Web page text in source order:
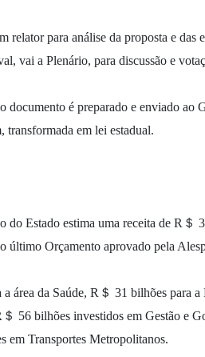
relator para análise da proposta e das
vai a Plenário, para discussão e
é preparado e enviado ao
transformada em lei estadual.
do Estado estima uma receita de R＄
último Orçamento aprovado pela
área da Saúde, R＄ 31 bilhões para
56 bilhões investidos em Gestão e
em Transportes Metropolitanos.